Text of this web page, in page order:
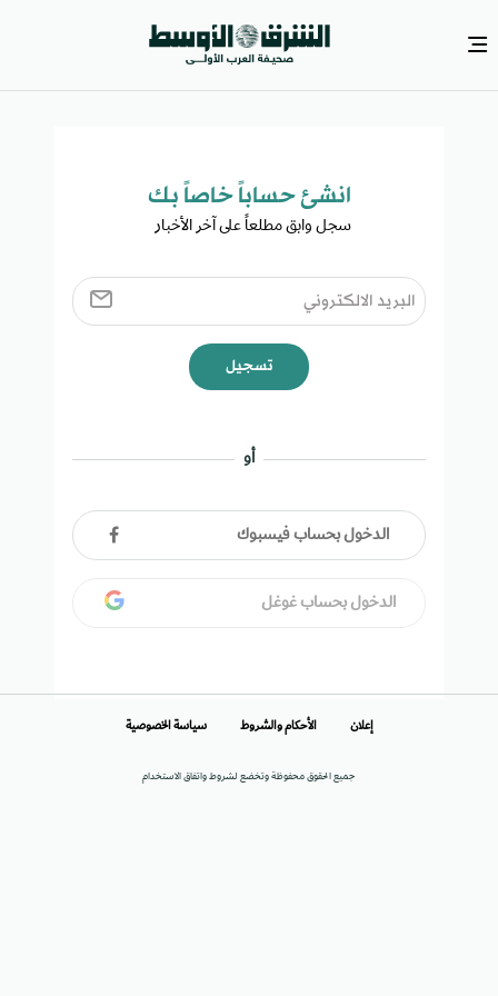
انشئ حساباً خاصاً بك​
سجل وابق مطلعاً على آخر الأخبار ​
تسجيل
أو
الدخول بحساب فيسبوك
الدخول بحساب غوغل
جميع الحقوق محفوظة وتخضع لشروط واتفاق الاستخدام
إعلان الأحكام والشروط سياسة الخصوصية